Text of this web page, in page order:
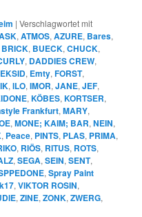
|Verschlagwortet mit
,ATMOS,AZURE, Bares,
BRICK, BUECK,CHUCK,
, DADDIES CREW,
EKSID, Emty,FORST,
,ILO,IMOR,JANE,JEF,
,KÖBES,KORTSER,
Frankfurt,MARY,
,MONE; KAIM; BAR,NEIN,
, Peace, PINTS, PLAS, PRIMA,
, RIÖS, RITUS, ROTS,
,SEGA,SEIN,SENT,
,Spray Paint
,VIKTOR ROSIN,
,ZINE,ZONK,ZWERG,